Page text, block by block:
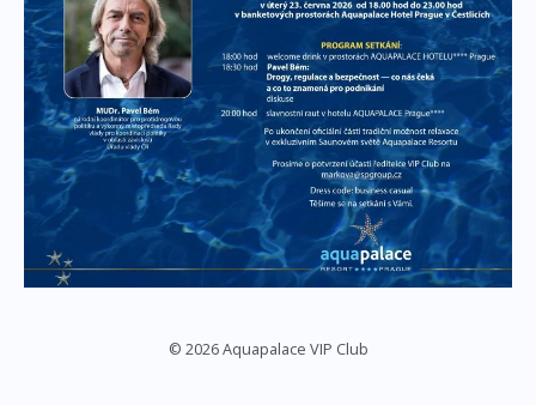
© 2026 Aquapalace VIP Club